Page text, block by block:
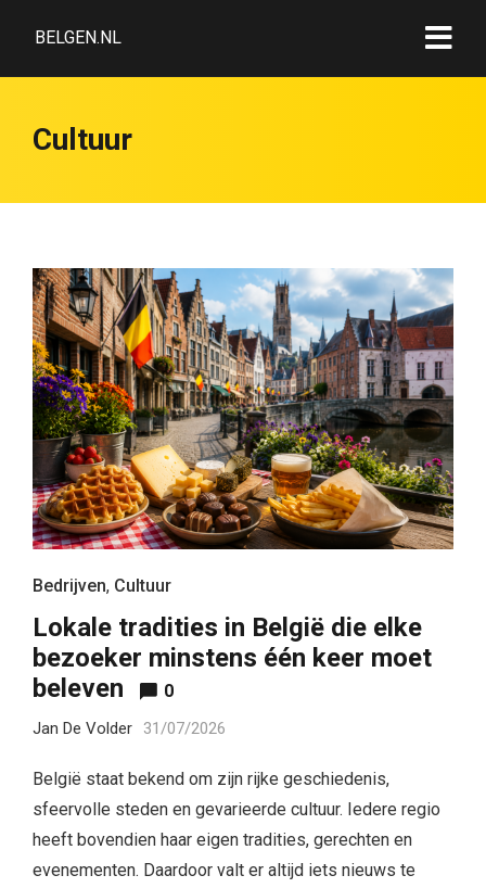
BELGEN.NL
Cultuur
Bedrijven, Cultuur
Lokale tradities in België die elke
bezoeker minstens één keer moet
beleven
0
Jan De Volder 31/07/2026
België staat bekend om zijn rijke geschiedenis,
sfeervolle steden en gevarieerde cultuur. Iedere regio
heeft bovendien haar eigen tradities, gerechten en
evenementen. Daardoor valt er altijd iets nieuws te